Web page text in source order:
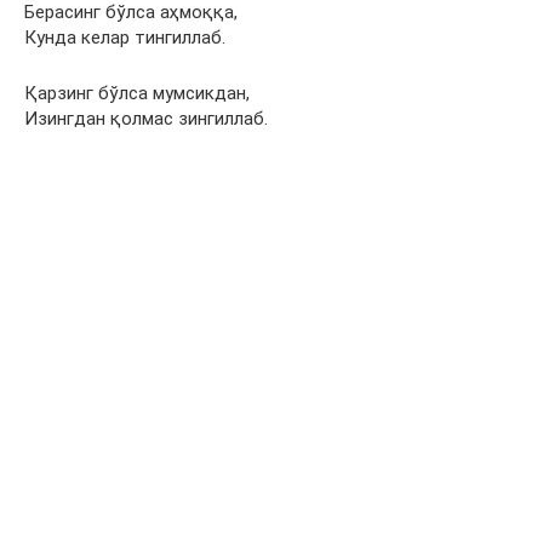
Берасинг бўлса аҳмоққа,
Кунда келар тингиллаб.
Қарзинг бўлса мумсикдан,
Изингдан қолмас зингиллаб.